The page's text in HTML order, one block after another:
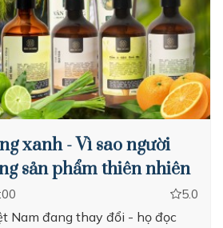
xanh - Vì sao người
sản phẩm thiên nhiên
5.0
Nam đang thay đổi - họ đọc